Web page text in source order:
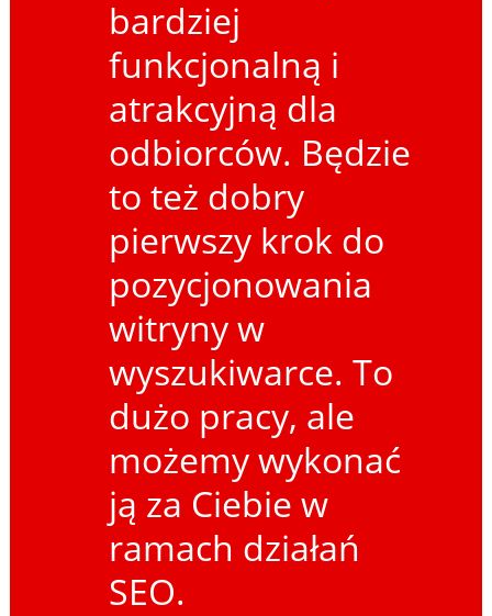
bardziej
funkcjonalną i
atrakcyjną dla
odbiorców. Będzie
to też dobry
pierwszy krok do
pozycjonowania
witryny w
wyszukiwarce. To
dużo pracy, ale
możemy wykonać
ją za Ciebie w
ramach działań
SEO.